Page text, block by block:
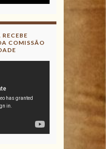
COMISSÃO